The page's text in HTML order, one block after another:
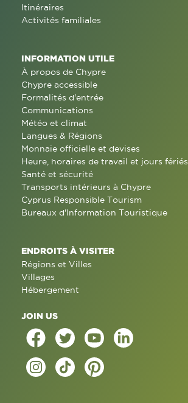
Itinéraires
Activités familiales
INFORMATION UTILE
À propos de Chypre
Chypre accessible
Formalités d'entrée
Communications
Météo et climat
Langues & Régions
Monnaie officielle et devises
Heure, horaires de travail et jours fériés
Santé et sécurité
Transports intérieurs à Chypre
Cyprus Responsible Tourism
Bureaux d'Information Touristique
ENDROITS À VISITER
Régions et Villes
Villages
Hébergement
JOIN US